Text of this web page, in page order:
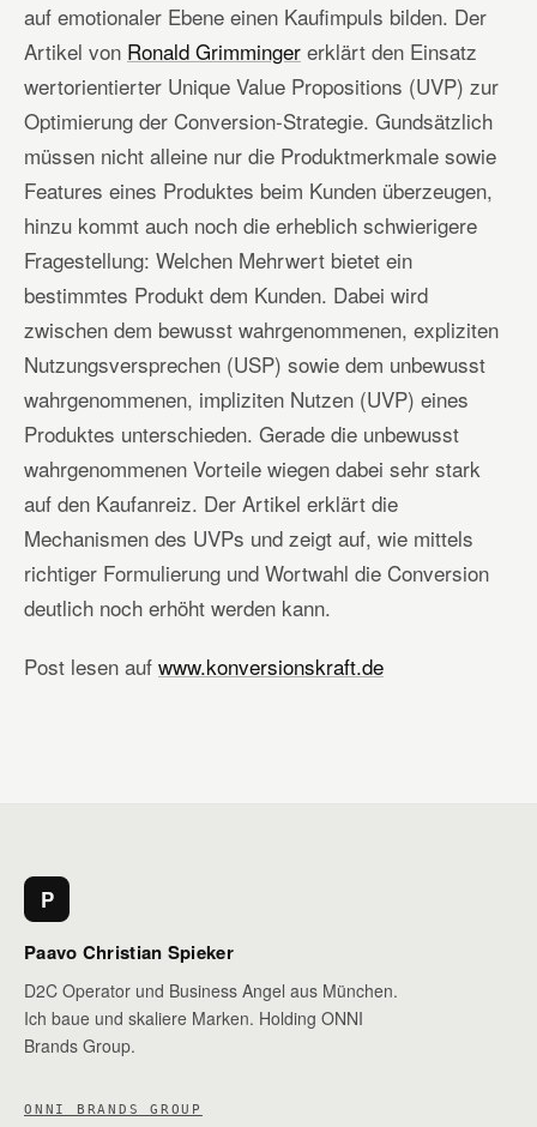
auf emotionaler Ebene einen Kaufimpuls bilden. Der
Artikel von Ronald Grimminger erklärt den Einsatz
wertorientierter Unique Value Propositions (UVP) zur
Optimierung der Conversion-Strategie. Gundsätzlich
müssen nicht alleine nur die Produktmerkmale sowie
Features eines Produktes beim Kunden überzeugen,
hinzu kommt auch noch die erheblich schwierigere
Fragestellung: Welchen Mehrwert bietet ein
bestimmtes Produkt dem Kunden. Dabei wird
zwischen dem bewusst wahrgenommenen, expliziten
Nutzungsversprechen (USP) sowie dem unbewusst
wahrgenommenen, impliziten Nutzen (UVP) eines
Produktes unterschieden. Gerade die unbewusst
wahrgenommenen Vorteile wiegen dabei sehr stark
auf den Kaufanreiz. Der Artikel erklärt die
Mechanismen des UVPs und zeigt auf, wie mittels
richtiger Formulierung und Wortwahl die Conversion
deutlich noch erhöht werden kann.
Post lesen auf www.konversionskraft.de
P
Paavo Christian Spieker
D2C Operator und Business Angel aus München.
Ich baue und skaliere Marken. Holding ONNI
Brands Group.
ONNI BRANDS GROUP